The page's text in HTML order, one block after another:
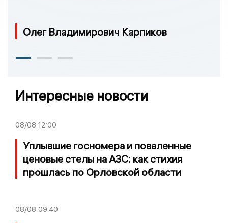
Олег Владимирович Карпиков
Интересные новости
08/08 12:00
Уплывшие госномера и поваленные
ценовые стелы на АЗС: как стихия
прошлась по Орловской области
08/08 09:40